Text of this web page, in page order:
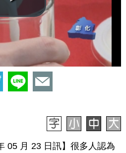
05 月 23 日訊】很多人認為